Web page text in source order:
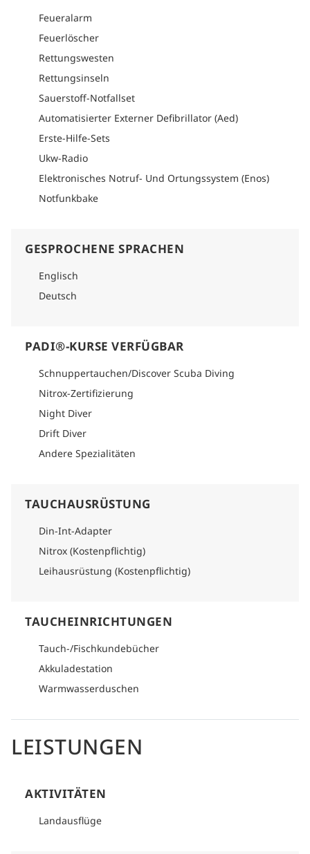
Feueralarm
Feuerlöscher
Rettungswesten
Rettungsinseln
Sauerstoff-Notfallset
Automatisierter Externer Defibrillator (Aed)
Erste-Hilfe-Sets
Ukw-Radio
Elektronisches Notruf- Und Ortungssystem (Enos)
Notfunkbake
GESPROCHENE SPRACHEN
Englisch
Deutsch
PADI®-KURSE VERFÜGBAR
Schnuppertauchen/Discover Scuba Diving
Nitrox-Zertifizierung
Night Diver
Drift Diver
Andere Spezialitäten
TAUCHAUSRÜSTUNG
Din-Int-Adapter
Nitrox (Kostenpflichtig)
Leihausrüstung (Kostenpflichtig)
TAUCHEINRICHTUNGEN
Tauch-/Fischkundebücher
Akkuladestation
Warmwasserduschen
LEISTUNGEN
AKTIVITÄTEN
Landausflüge